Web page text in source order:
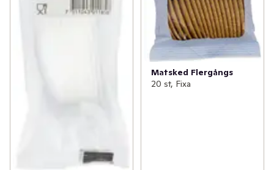
Matsked Flergångs
20 st, Fixa